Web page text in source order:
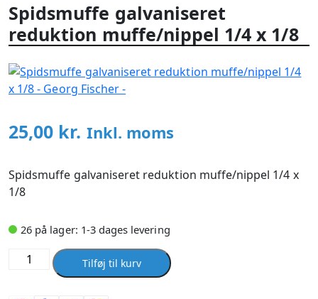
Spidsmuffe galvaniseret
reduktion muffe/nippel 1/4 x 1/8
25,00 kr. Inkl. moms
Spidsmuffe galvaniseret reduktion muffe/nippel 1/4 x
1/8
26 på lager: 1-3 dages levering
Spidsmuffe
galvaniseret
Tilføj til kurv